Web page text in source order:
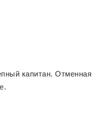
капитан. Отменная